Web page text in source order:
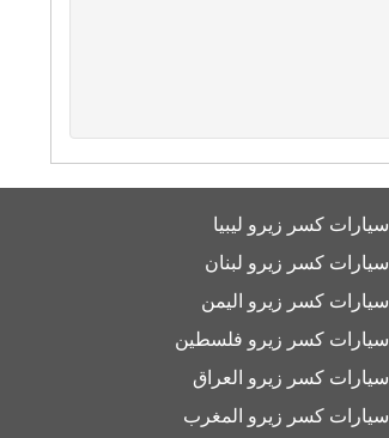
سيارات كسر زيرو ليبيا
سيارات كسر زيرو لبنان
سيارات كسر زيرو اليمن
سيارات كسر زيرو فلسطين
سيارات كسر زيرو العراق
سيارات كسر زيرو المغرب